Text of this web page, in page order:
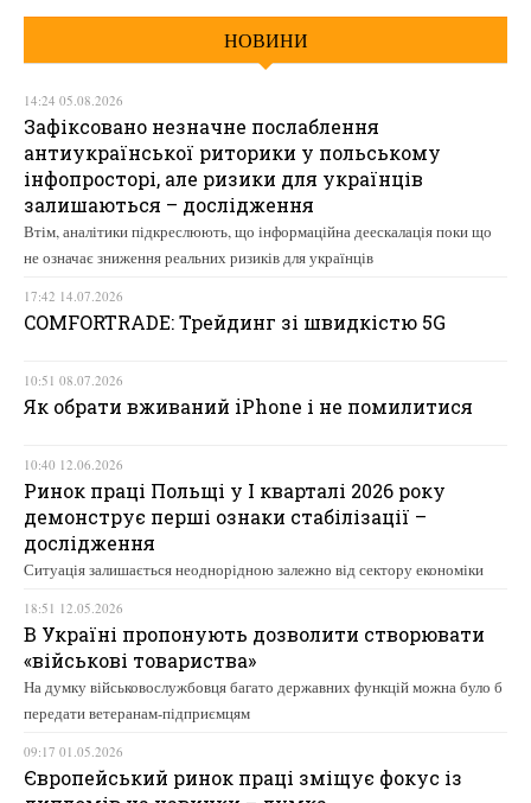
НОВИНИ
14:24 05.08.2026
Зафіксовано незначне послаблення
антиукраїнської риторики у польському
інфопросторі, але ризики для українців
залишаються – дослідження
Втім, аналітики підкреслюють, що інформаційна деескалація поки що
не означає зниження реальних ризиків для українців
17:42 14.07.2026
COMFORTRADE: Трейдинг зі швидкістю 5G
10:51 08.07.2026
Як обрати вживаний iPhone і не помилитися
10:40 12.06.2026
Ринок праці Польщі у І кварталі 2026 року
демонструє перші ознаки стабілізації –
дослідження
Ситуація залишається неоднорідною залежно від сектору економіки
18:51 12.05.2026
В Україні пропонують дозволити створювати
«військові товариства»
На думку військовослужбовця багато державних функцій можна було б
передати ветеранам-підприємцям
09:17 01.05.2026
Європейський ринок праці зміщує фокус із